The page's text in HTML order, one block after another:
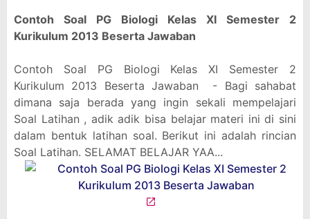
Contoh Soal PG Biologi Kelas XI Semester 2
Kurikulum 2013 Beserta Jawaban
Contoh Soal PG Biologi Kelas XI Semester 2
Kurikulum 2013 Beserta Jawaban - Bagi sahabat
dimana saja berada yang ingin sekali mempelajari
Soal Latihan , adik adik bisa belajar materi ini di sini
dalam bentuk latihan soal. Berikut ini adalah rincian
Soal Latihan. SELAMAT BELAJAR YAA...